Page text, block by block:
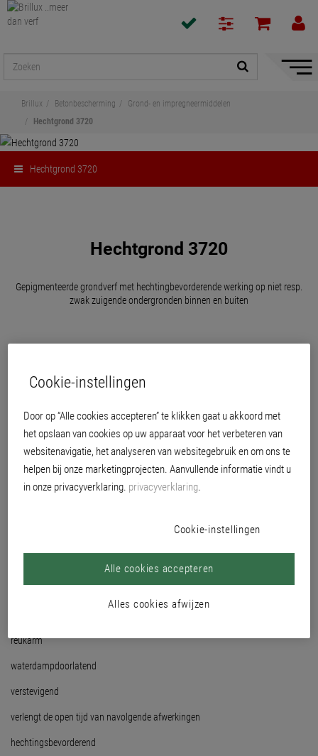
Brillux Betonbescherming
Grond- en impregneermiddelen
Hechtgrond 3720
Hechtgrond 3720
Hechtgrond 3720
Gepigmenteerde grondverf met hechtingbevorderende werking op niet resp.
zwak zuigende ondergronden binnen en buiten
reukarm
waterdampdoorlatend
verstevigend
verlengt de open tijd van navolgende afwerkingen
hechtingsbevorderend
Cookie-instellingen
Door op “Alle cookies accepteren” te klikken gaat u akkoord met
het opslaan van cookies op uw apparaat voor het verbeteren van
websitenavigatie, het analyseren van websitegebruik en om ons te
helpen bij onze marketingprojecten. Aanvullende informatie vindt u
in onze privacyverklaring. privacyverklaring.
Cookie-instellingen
Alles cookies afwijzen
Alle cookies accepteren